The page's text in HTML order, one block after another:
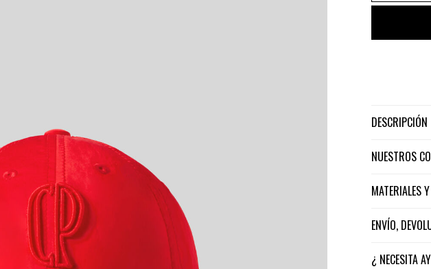
DESCRIPCIÓN
NUESTROS
ENVÍO,
¿ NECESITA